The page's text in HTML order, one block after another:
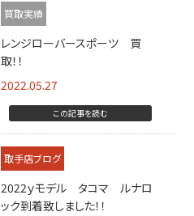
買取実績
レンジローバースポーツ 買
取！！
2022.05.27
この記事を読む
取手店ブログ
2022ｙモデル タコマ ルナロ
ック到着致しました！！